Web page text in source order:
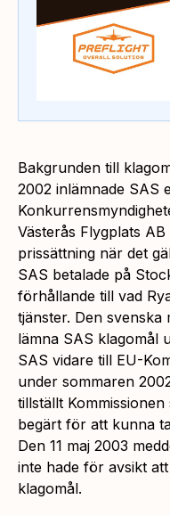
Bakgrunden till
2002 inlämnade SAS
Västerås Flygplats
prissättning när det
SAS betalade på
förhållande till vad
tjänster. Den svenska
lämna SAS klagomål
SAS vidare till EU-
under sommaren
tillställt
begärt för att kunna
Den 11 maj 2003
inte hade för avsikt
klagomål.